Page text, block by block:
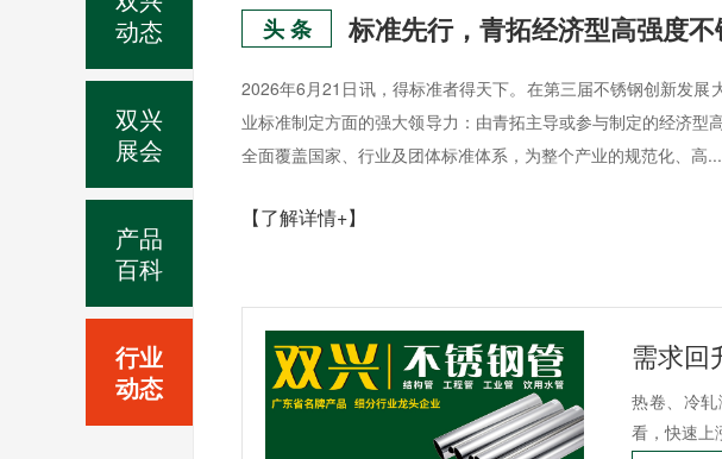
头 条
2026年6月21日讯，得标准者得天下。在第三届不锈钢创新发展
业标准制定方面的强大领导力：由青拓主导或参与制定的经济型
全面覆盖国家、行业及团体标准体系，为整个产业的规范化、高...
【了解详情+】
需求回
热卷、冷
看，快速上
动态
双兴
展会
产品
百科
行业
动态